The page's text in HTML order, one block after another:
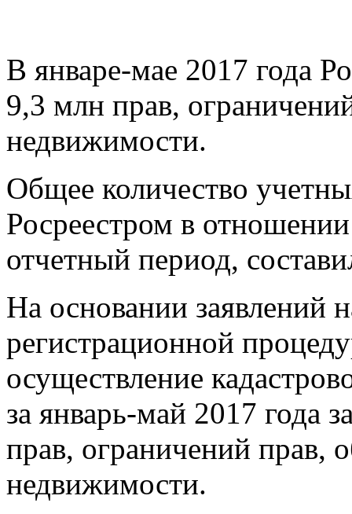
В январе-мае 2017 года
9,3 млн прав,
недвижимости.
Общее количество
Росреестром в
отчетный период,
На основании заявлений
регистрационной
осуществление
за январь-май 2017 года
прав, ограничений прав,
недвижимости.